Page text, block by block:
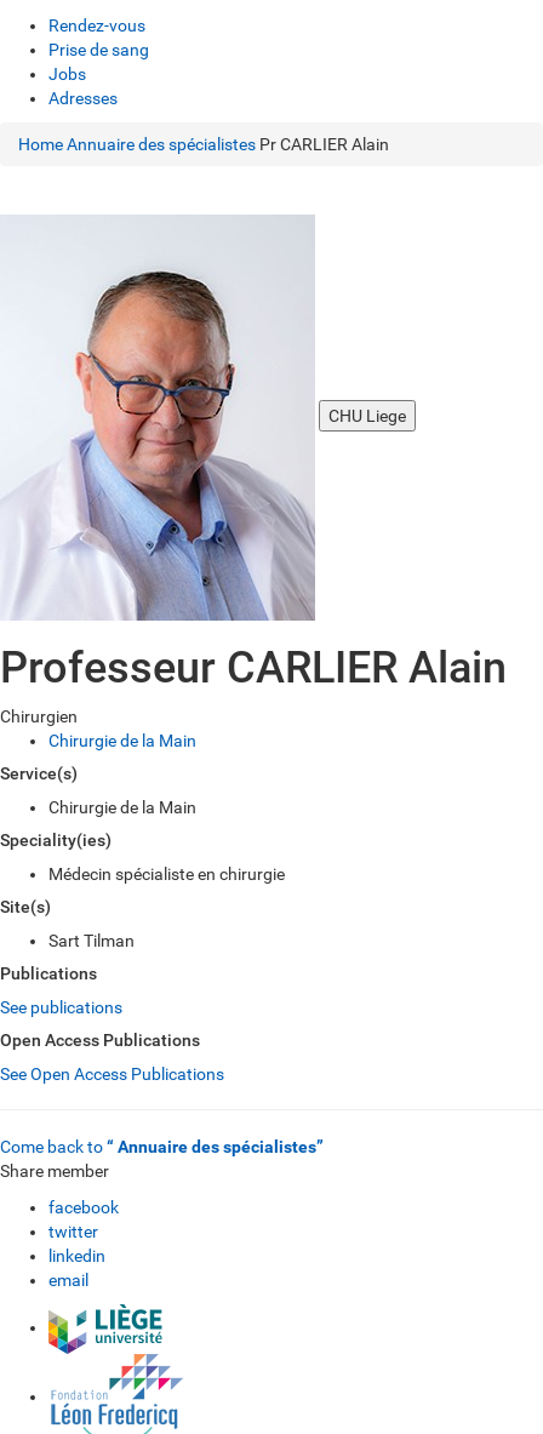
Rendez-vous
Prise de sang
Jobs
Adresses
HomeAnnuaire des spécialistes Pr CARLIER Alain
CHU Liege
Professeur CARLIER Alain
Chirurgien
Chirurgie de la Main
Service(s)
Chirurgie de la Main
Speciality(ies)
Médecin spécialiste en chirurgie
Site(s)
Sart Tilman
Publications
See publications
Open Access Publications
See Open Access Publications
Come back to“ Annuaire des spécialistes”
Share member
facebook
twitter
linkedin
email